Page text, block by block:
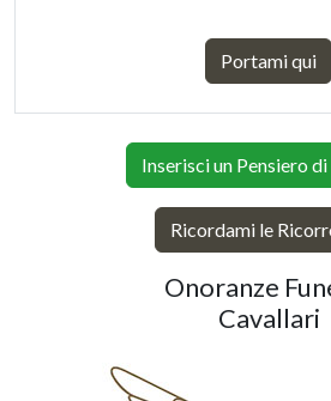
Portami qui
Inserisci un Pensiero
Ricordami le
Onoranze
Cavallari